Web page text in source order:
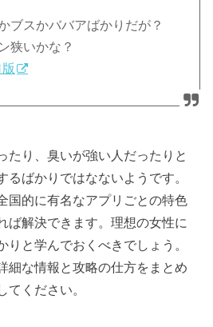
ブスかババアばかりだが？
狭いかな？
たり、臭いが強い人だったりと
るばかりではなないようです。
国的に有名なアプリごとの特色
ば解決できます。理想の女性に
りと学んでおくべきでしょう。
細な情報と攻略の仕方をまとめ
てください。